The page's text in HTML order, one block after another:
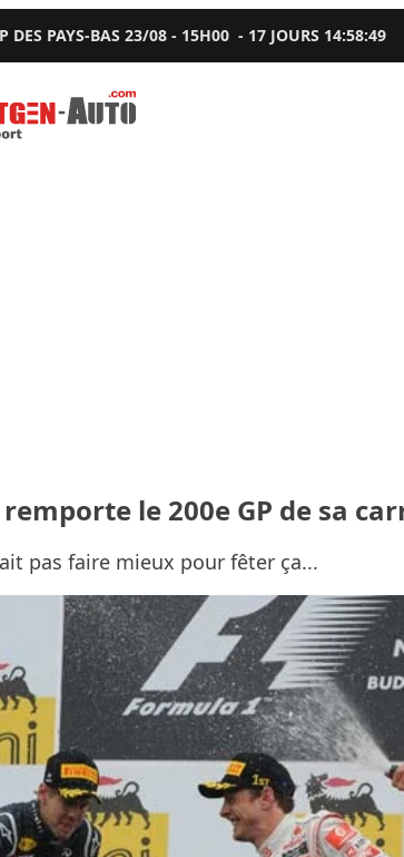
DES PAYS-BAS 23/08 - 15H00 - 17 JOURS 14:58:48
Auto.com
le 200e GP de sa
pas faire mieux pour fêter ça...